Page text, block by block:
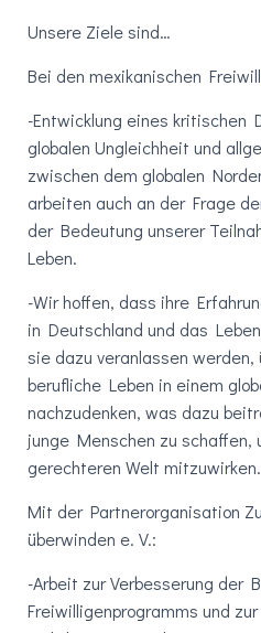
Unsere Ziele sind…
Bei den mexikanischen
-Entwicklung eines kritischen
globalen Ungleichheit und
zwischen dem globalen
arbeiten auch an der Frage
der Bedeutung unserer
Leben.
-Wir hoffen, dass ihre
in Deutschland und das
sie dazu veranlassen werden,
berufliche Leben in einem
nachzudenken, was dazu
junge Menschen zu schaffen,
gerechteren Welt mitzuwirken.
Mit der Partnerorganisation
überwinden e. V.:
-Arbeit zur Verbesserung der
Freiwilligenprogramms und